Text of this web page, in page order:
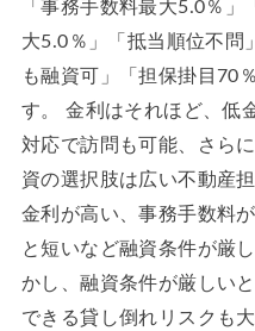
「事務手数料最大5.0％
大5.0％」「抵当順位不問
も融資可」「担保掛目70
す。 金利はそれほど、低
対応で訪問も可能、さら
資の選択肢は広い不動産
金利が高い、事務手数料
と短いなど融資条件が厳
かし、融資条件が厳しい
できる貸し倒れリスクも